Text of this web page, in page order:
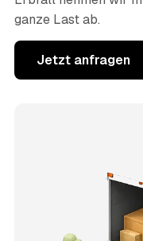
ganze Last ab.
Jetzt anfragen